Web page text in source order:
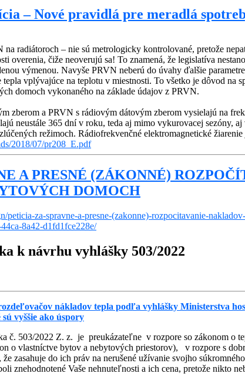
– Nové pravidlá pre meradlá
na radiátoroch – nie sú metrologicky kontrolované, pretože
overenia, čiže neoverujú sa! To znamená, že legislatíva
výmenou. Navyše PRVN neberú do úvahy ďalšie
tepla vplývajúce na teplotu v miestnosti. To všetko je dôvod na
domoch vykonaného na základe údajov z PRVN.
zberom a PRVN s rádiovým dátovým zberom vysielajú na
neustále 365 dní v roku, teda aj mimo vykurovacej sezóny,
režimoch. Rádiofrekvenčné elektromagnetické
2018/07/pr208_E.pdf
A PRESNÉ (ZÁKONNÉ)
DOMOCH
peticia-za-spravne-a-presne-(zakonne)-rozpocitavanie-
8a42-d1fd1fce228e/
k návrhu vyhlášky 503/2022
nákladov tepla podľa vyhlášky Ministerstva
vyššie ako úspory
č. 503/2022 Z. z. je preukázateľne v rozpore so zákonom o
o vlastníctve bytov a nebytových priestorov), v rozpore s
zasahuje do ich práv na nerušené užívanie svojho
znehodnotené Vaše nehnuteľnosti a ich cena, pretože nikto